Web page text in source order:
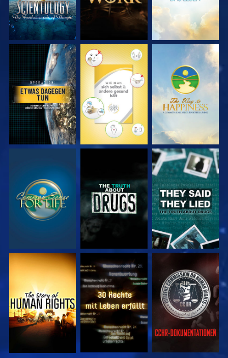
ANSEHEN ANSEHEN ANSEHEN
ANSEHEN ANSEHEN ANSEHEN
ANSEHEN ANSEHEN ANSEHEN